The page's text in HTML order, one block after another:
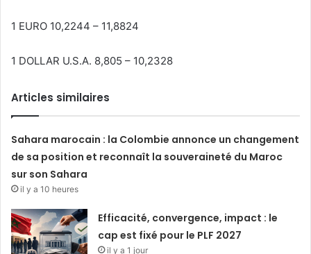
1 EURO 10,2244 – 11,8824
1 DOLLAR U.S.A. 8,805 – 10,2328
Articles similaires
Sahara marocain : la Colombie annonce un changement
de sa position et reconnaît la souveraineté du Maroc
sur son Sahara
il y a 10 heures
Efficacité, convergence, impact : le
cap est fixé pour le PLF 2027
il y a 1 jour